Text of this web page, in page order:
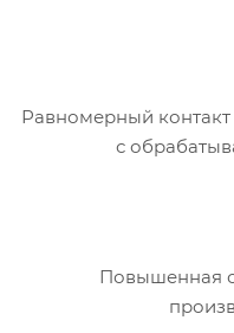
Равномерный
с
Повышенная